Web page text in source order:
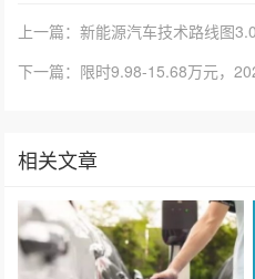
对观点赞同或支持。如需转载，
分享：
赞